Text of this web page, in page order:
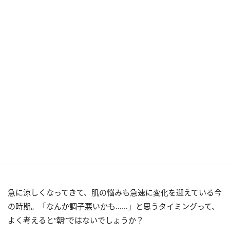
急に涼しくなってきて、肌の悩みも急速に変化を迎えている今
の時期。「なんか調子悪いかも……」と思うタイミングって、
よく考えると“朝”ではないでしょうか？